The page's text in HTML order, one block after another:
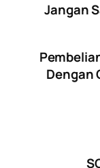
Jangan
Dengan